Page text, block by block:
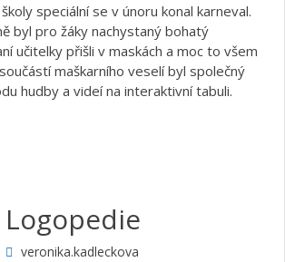
speciální se v únoru konal karneval.
byl pro žáky nachystaný bohatý
učitelky přišli v maskách a moc to všem
maškarního veselí byl společný
hudby a videí na interaktivní tabuli.
Logopedie
veronika.kadleckova